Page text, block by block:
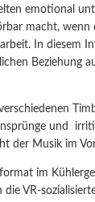
emotional
macht,
In diesem
und
der Musik im
im
VR-